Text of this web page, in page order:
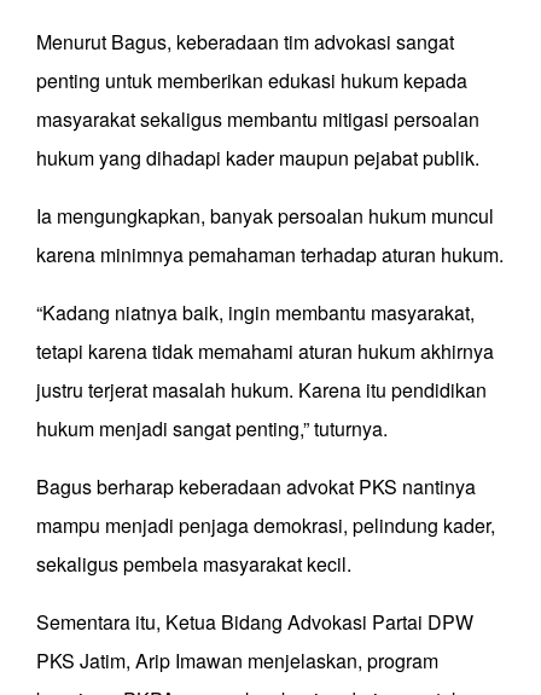
Menurut Bagus, keberadaan tim advokasi sangat
penting untuk memberikan edukasi hukum kepada
masyarakat sekaligus membantu mitigasi persoalan
hukum yang dihadapi kader maupun pejabat publik.
Ia mengungkapkan, banyak persoalan hukum muncul
karena minimnya pemahaman terhadap aturan hukum.
“Kadang niatnya baik, ingin membantu masyarakat,
tetapi karena tidak memahami aturan hukum akhirnya
justru terjerat masalah hukum. Karena itu pendidikan
hukum menjadi sangat penting,” tuturnya.
Bagus berharap keberadaan advokat PKS nantinya
mampu menjadi penjaga demokrasi, pelindung kader,
sekaligus pembela masyarakat kecil.
Sementara itu, Ketua Bidang Advokasi Partai DPW
PKS Jatim, Arip Imawan menjelaskan, program